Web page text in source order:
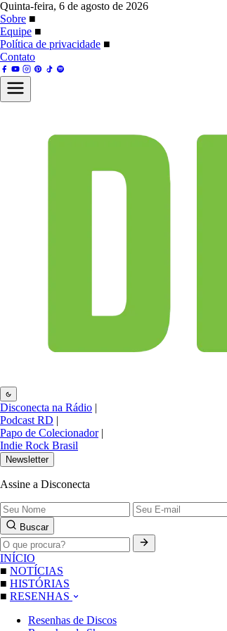
Quinta-feira, 6 de agosto de 2026
Sobre ■
Equipe ■
Política de privacidade ■
Contato
Disconecta na Rádio |
Podcast RD |
Papo de Colecionador |
Indie Rock Brasil
Newsletter
Assine a Disconecta
Buscar
INÍCIO
■ NOTÍCIAS
■ HISTÓRIAS
■ RESENHAS
Resenhas de Discos